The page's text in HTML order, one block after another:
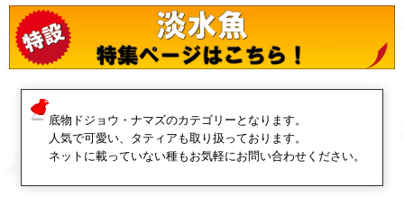
底物ドジョウ・ナマズのカテゴリーとなります。
人気で可愛い、タティアも取り扱っております。
ネットに載っていない種もお気軽にお問い合わせください。